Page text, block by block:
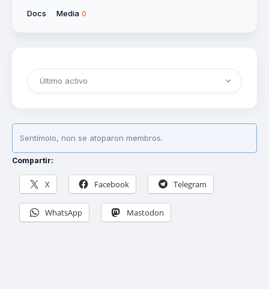
Docs
Media 0
Amigos
Sentímolo, non se atoparon membros.
Compartir:
X Facebook Telegram
WhatsApp Mastodon